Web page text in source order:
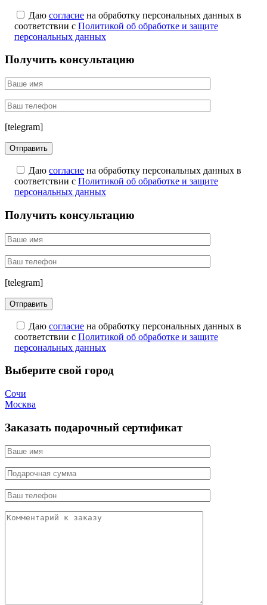
Даю согласие на обработку персональных данных в
соответствии с Политикой об обработке и защите
персональных данных
Получить консультацию
[telegram]
Даю согласие на обработку персональных данных в
соответствии с Политикой об обработке и защите
персональных данных
Получить консультацию
[telegram]
Даю согласие на обработку персональных данных в
соответствии с Политикой об обработке и защите
персональных данных
Выберите свой город
Сочи
Москва
Заказать подарочный сертификат